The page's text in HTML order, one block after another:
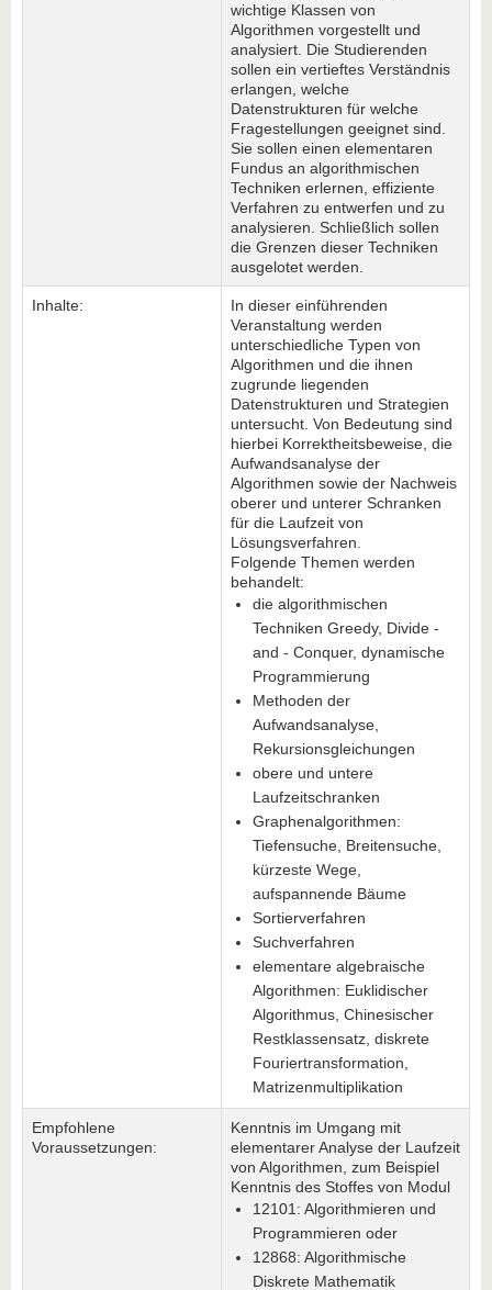
wichtige Klassen von
Algorithmen vorgestellt und
analysiert. Die Studierenden
sollen ein vertieftes Verständnis
erlangen, welche
Datenstrukturen für welche
Fragestellungen geeignet sind.
Sie sollen einen elementaren
Fundus an algorithmischen
Techniken erlernen, effiziente
Verfahren zu entwerfen und zu
analysieren. Schließlich sollen
die Grenzen dieser Techniken
ausgelotet werden.
Inhalte:
In dieser einführenden
Veranstaltung werden
unterschiedliche Typen von
Algorithmen und die ihnen
zugrunde liegenden
Datenstrukturen und Strategien
untersucht. Von Bedeutung sind
hierbei Korrektheitsbeweise, die
Aufwandsanalyse der
Algorithmen sowie der Nachweis
oberer und unterer Schranken
für die Laufzeit von
Lösungsverfahren.
Folgende Themen werden
behandelt:
die algorithmischen
Techniken Greedy, Divide -
and - Conquer, dynamische
Programmierung
Methoden der
Aufwandsanalyse,
Rekursionsgleichungen
obere und untere
Laufzeitschranken
Graphenalgorithmen:
Tiefensuche, Breitensuche,
kürzeste Wege,
aufspannende Bäume
Sortierverfahren
Suchverfahren
elementare algebraische
Algorithmen: Euklidischer
Algorithmus, Chinesischer
Restklassensatz, diskrete
Fouriertransformation,
Matrizenmultiplikation
Empfohlene
Voraussetzungen:
Kenntnis im Umgang mit
elementarer Analyse der Laufzeit
von Algorithmen, zum Beispiel
Kenntnis des Stoffes von Modul
12101: Algorithmieren und
Programmieren oder
12868: Algorithmische
Diskrete Mathematik